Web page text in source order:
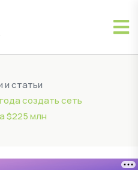
и статьи
создать сеть
$225 млн